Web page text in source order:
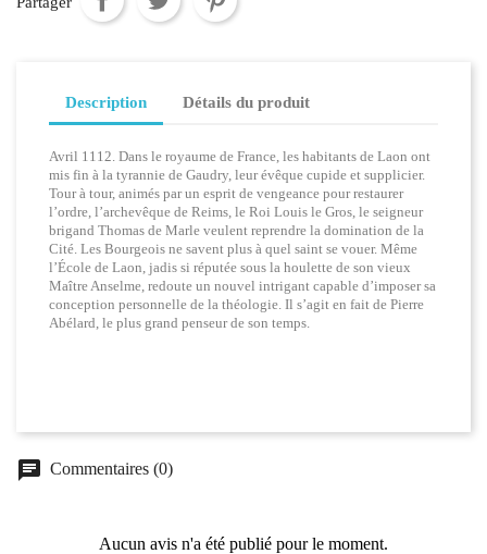
Description Détails du produit
Avril 1112. Dans le royaume de France, les habitants de Laon ont
mis fin à la tyrannie de Gaudry, leur évêque cupide et supplicier.
Tour à tour, animés par un esprit de vengeance pour restaurer
l’ordre, l’archevêque de Reims, le Roi Louis le Gros, le seigneur
brigand Thomas de Marle veulent reprendre la domination de la
Cité. Les Bourgeois ne savent plus à quel saint se vouer. Même
l’École de Laon, jadis si réputée sous la houlette de son vieux
Maître Anselme, redoute un nouvel intrigant capable d’imposer sa
conception personnelle de la théologie. Il s’agit en fait de Pierre
Abélard, le plus grand penseur de son temps.
chat Commentaires (0)
Aucun avis n'a été publié pour le moment.